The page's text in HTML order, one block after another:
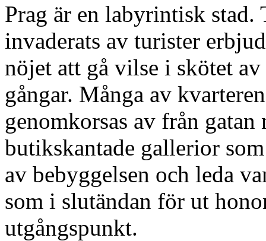
Prag är en labyrintisk stad.
invaderats av turister
nöjet att gå vilse i skötet
gångar. Många av
genomkorsas av från gatan
butikskantade gallerior
av bebyggelsen och leda
som i slutändan för ut
utgångspunkt.